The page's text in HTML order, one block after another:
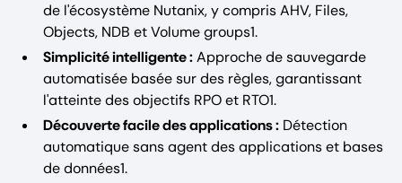
de l'écosystème Nutanix, y compris AHV, Files,
Objects, NDB et Volume groups1.
Simplicité intelligente :Approche de sauvegarde
automatisée basée sur des règles, garantissant
l'atteinte des objectifs RPO et RTO1.
Découverte facile des applications : Détection
automatique sans agent des applications et bases
de données1.